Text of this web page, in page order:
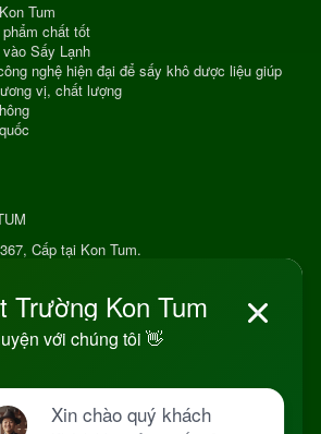
Tum
chất tốt
Sấy Lạnh
nghệ hiện đại để sấy khô dược liệu giúp
vị, chất lượng
Cấp tại Kon Tum.
HKD
Chủ cơ sở Nguyễn Nhật Trường
Lý Thường Kiệt, Tổ 6, Phường Kon Tum,
Hữu Cơ: